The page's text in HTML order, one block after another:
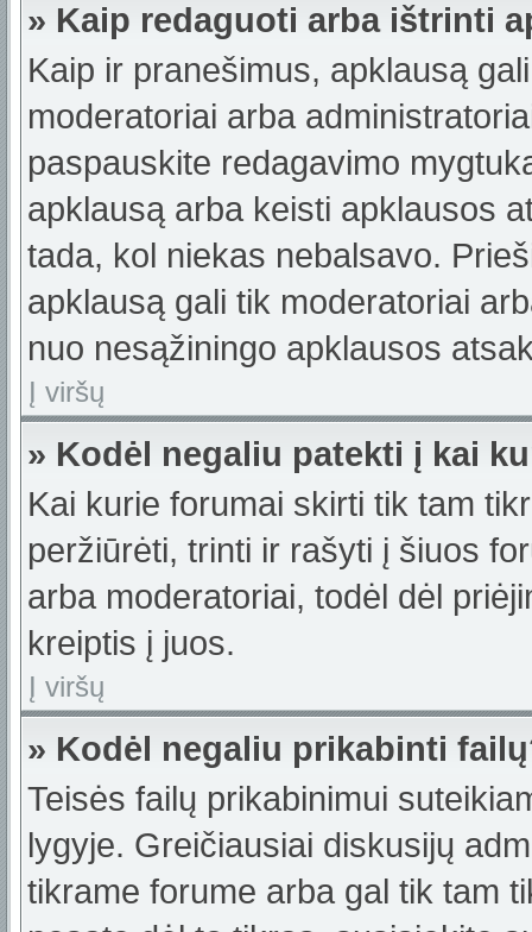
» Kaip redaguoti arba ištrinti
Kaip ir pranešimus, apklausą
moderatoriai arba
paspauskite redagavimo
apklausą arba keisti apklausos
tada, kol niekas nebalsavo.
apklausą gali tik moderatoriai
nuo nesąžiningo apklausos
Į viršų
» Kodėl negaliu patekti į kai
Kai kurie forumai skirti tik tam
peržiūrėti, trinti ir rašyti į šiuos
arba moderatoriai, todėl dėl
kreiptis į juos.
Į viršų
» Kodėl negaliu prikabinti
Teisės failų prikabinimui
lygyje. Greičiausiai diskusijų
tikrame forume arba gal tik tam